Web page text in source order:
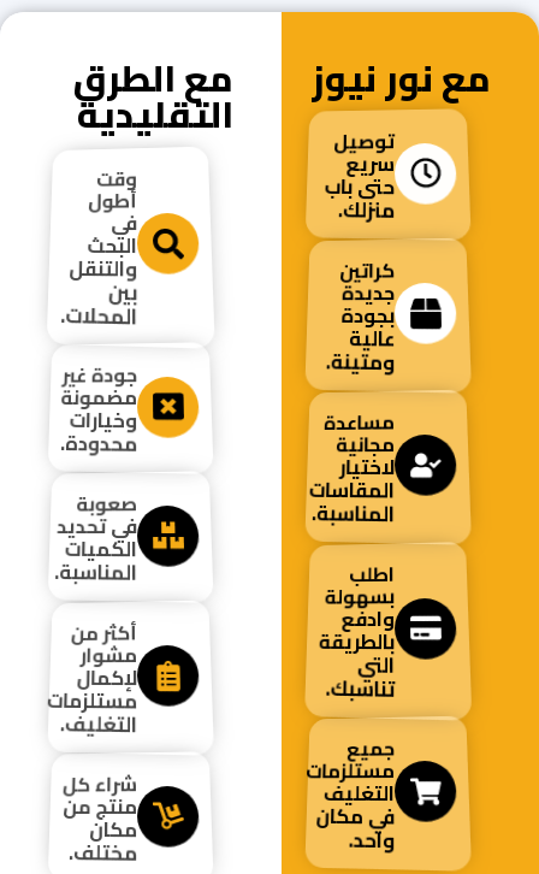
مع نور نيوز
توصيل
سريع
حتى باب
منزلك.
كراتين
جديدة
بجودة
عالية
ومتينة.
مساعدة
مجانية
لاختيار
المقاسات
المناسبة.
اطلب
بسهولة
وادفع
بالطريقة
التي
تناسبك.
جميع
مستلزمات
التغليف
في مكان
واحد.
مع الطرق
التقليدية
وقت
أطول
في
البحث
والتنقل
بين
المحلات.
جودة غير
مضمونة
وخيارات
محدودة.
صعوبة
في تحديد
الكميات
المناسبة.
أكثر من
مشوار
لإكمال
مستلزمات
التغليف.
شراء كل
منتج من
مكان
مختلف.